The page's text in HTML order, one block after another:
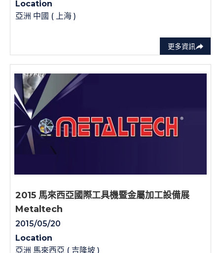
更多資訊
Location
亞洲 中國 ( 上海 )
2015 馬來西亞國際工具機暨金屬加工設備展
Metaltech
2015/05/20
Location
亞洲 馬來西亞 ( 吉隆坡 )